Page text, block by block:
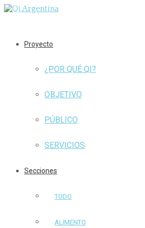
Proyecto
¿POR QUÉ QI?
OBJETIVO
PÚBLICO
SERVICIOS
Secciones
TODO
ALIMENTO